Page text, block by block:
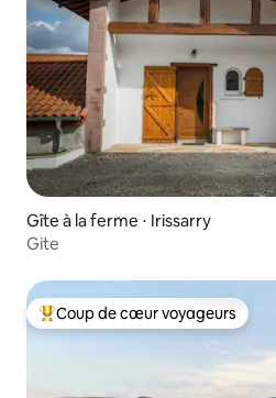
Gîte à la ferme ⋅ Irissarry
Gite
Coups de cœur voyageurs les
Coup de cœur voyageurs